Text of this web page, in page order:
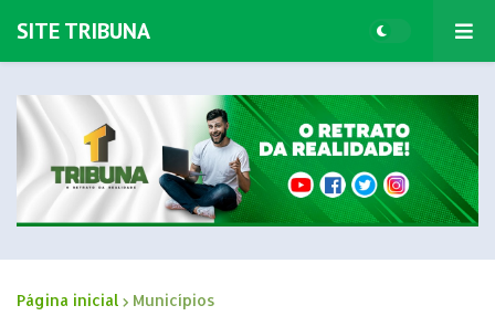
SITE TRIBUNA
Página inicial Municípios